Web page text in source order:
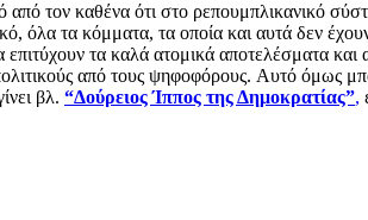
από τον καθένα ότι στο ρεπουμπλικανικό
όλα τα κόμματα, τα οποία και αυτά δεν
επιτύχουν τα καλά ατομικά αποτελέσματα
από τους ψηφοφόρους. Αυτό όμως
βλ. “Δούρειος Ίππος της Δημοκρατίας”,